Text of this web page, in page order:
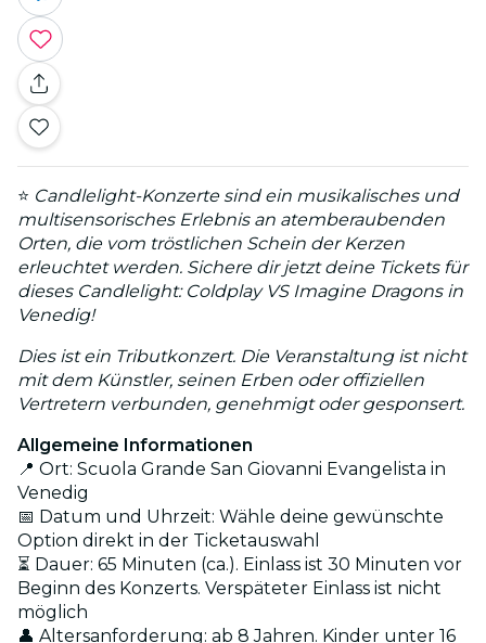
⭐ Candlelight-Konzerte sind ein musikalisches und
multisensorisches Erlebnis an atemberaubenden
Orten, die vom tröstlichen Schein der Kerzen
erleuchtet werden. Sichere dir jetzt deine Tickets für
dieses Candlelight: Coldplay VS Imagine Dragons in
Venedig!
Dies ist ein Tributkonzert. Die Veranstaltung ist nicht
mit dem Künstler, seinen Erben oder offiziellen
Vertretern verbunden, genehmigt oder gesponsert.
Allgemeine Informationen
📍 Ort: Scuola Grande San Giovanni Evangelista in
Venedig
📅 Datum und Uhrzeit: Wähle deine gewünschte
Option direkt in der Ticketauswahl
⏳ Dauer: 65 Minuten (ca.). Einlass ist 30 Minuten vor
Beginn des Konzerts. Verspäteter Einlass ist nicht
möglich
👤 Altersanforderung: ab 8 Jahren. Kinder unter 16